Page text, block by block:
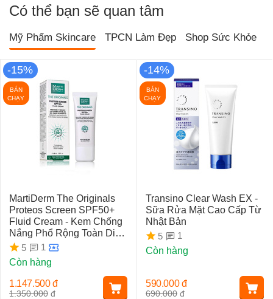
Có thể bạn sẽ quan tâm
Mỹ Phẩm Skincare TPCN Làm Đẹp Shop Sức Khỏe
-15%
BÁN
CHẠY
MartiDerm The Originals
Proteos Screen SPF50+
Fluid Cream - Kem Chống
Nắng Phổ Rộng Toàn Diện
Ngừa Lão Hóa, Nám Da
5
1
Còn hàng
1.350.000 đ
1.147.500 đ
-14%
BÁN
CHẠY
Transino Clear Wash EX -
Sữa Rửa Mặt Cao Cấp Từ
Nhật Bản
5
1
Còn hàng
690.000 đ
590.000 đ